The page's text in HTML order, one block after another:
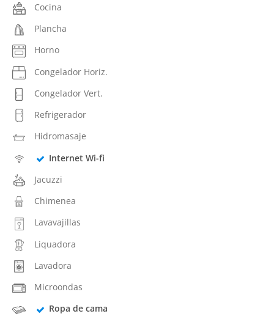
Cocina
Plancha
Horno
Congelador Horiz.
Congelador Vert.
Refrigerador
Hidromasaje
Internet Wi-fi
Jacuzzi
Chimenea
Lavavajillas
Liquadora
Lavadora
Microondas
Ropa de cama